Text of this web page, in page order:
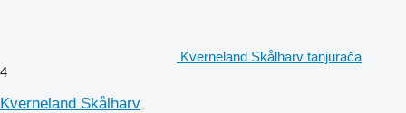
Kverneland Skålharv tanjurača
4
Kverneland Skålharv